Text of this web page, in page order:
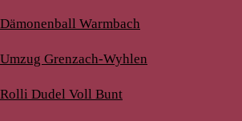
Dämonenball Warmbach
Umzug Grenzach-Wyhlen
Rolli Dudel Voll Bunt